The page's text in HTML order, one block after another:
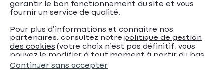
Mutuelle Ociane
Matmut
La Mutuelle Ociane Matmut vous donne accès à un
réseau de partenaires en santé, optique, audition
et bien-être, avec des avantages tarifaires et des
garantir le bon fonctionnement du site et vous
fournir un service de qualité.
Pour plus d’informations et connaitre nos
partenaires, consultez notre politique de gestion
des cookies (votre choix n’est pas définitif, vous
pouvez le modifier à tout moment à partir du bas
de page de notre site).
Continuer sans accepter